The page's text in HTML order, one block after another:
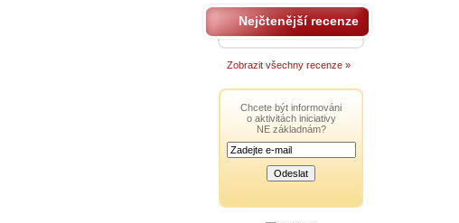
Nejčtenější recenze
Zobrazit všechny recenze »
Chcete být informováni
o aktivitách iniciativy
NE základnám?